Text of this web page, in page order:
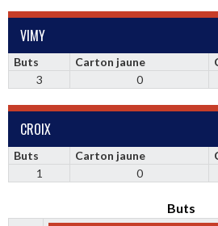
VIMY
Buts Carton jaune
3
0
CROIX
Buts Carton jaune
1
0
Buts